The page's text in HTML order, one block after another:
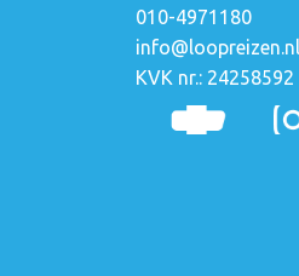
010-4971180
info@loopreizen.nl
KVK nr.: 24258592